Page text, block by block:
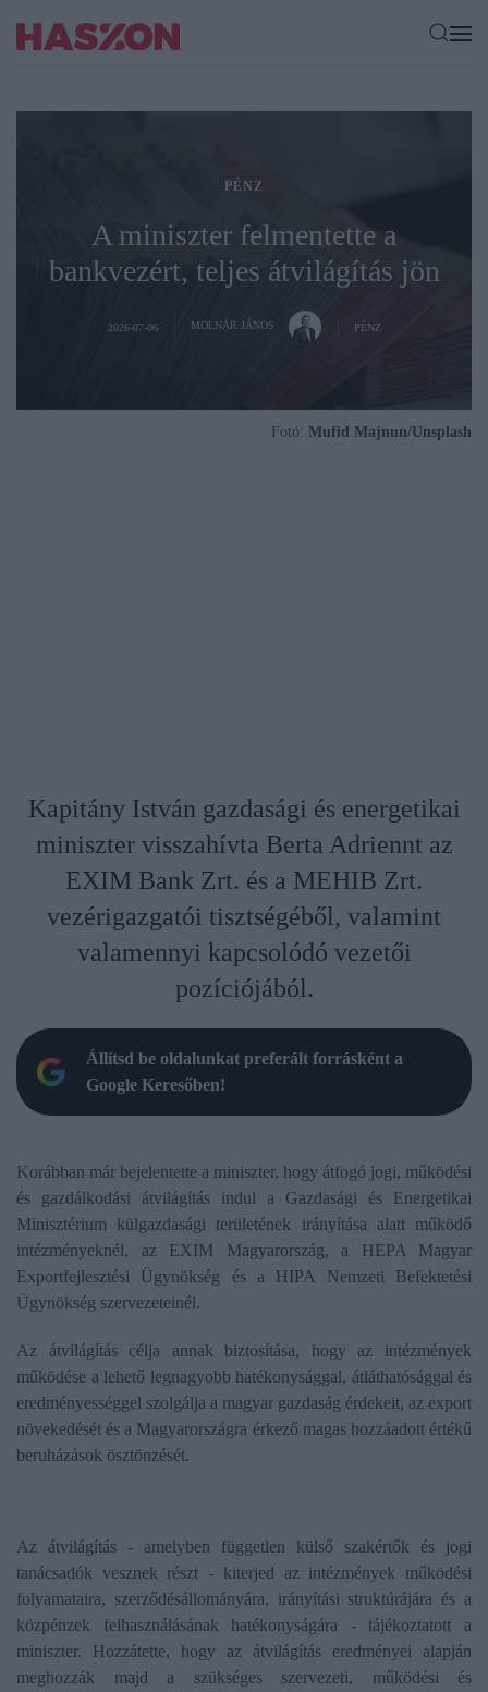
PÉNZ
A miniszter felmentette a
bankvezért, teljes átvilágítás jön
2026-07-06 MOLNÁR JÁNOS PÉNZ
Fotó: Mufid Majnun/Unsplash
Kapitány István gazdasági és energetikai
miniszter visszahívta Berta Adriennt az
EXIM Bank Zrt. és a MEHIB Zrt.
vezérigazgatói tisztségéből, valamint
valamennyi kapcsolódó vezetői
pozíciójából.
Állítsd be oldalunkat preferált forrásként a
Google Keresőben!
Korábban már bejelentette a miniszter, hogy átfogó jogi, működési
és gazdálkodási átvilágítás indul a Gazdasági és Energetikai
Minisztérium külgazdasági területének irányítása alatt működő
intézményeknél, az EXIM Magyarország, a HEPA Magyar
Exportfejlesztési Ügynökség és a HIPA Nemzeti Befektetési
Ügynökség szervezeteinél.
Az átvilágítás célja annak biztosítása, hogy az intézmények
működése a lehető legnagyobb hatékonysággal, átláthatósággal és
eredményességgel szolgálja a magyar gazdaság érdekeit, az export
növekedését és a Magyarországra érkező magas hozzáadott értékű
beruházások ösztönzését.
Az átvilágítás - amelyben független külső szakértők és jogi
tanácsadók vesznek részt - kiterjed az intézmények működési
folyamataira, szerződésállományára, irányítási struktúrájára és a
közpénzek felhasználásának hatékonyságára - tájékoztatott a
miniszter. Hozzátette, hogy az átvilágítás eredményei alapján
meghozzák majd a szükséges szervezeti, működési és